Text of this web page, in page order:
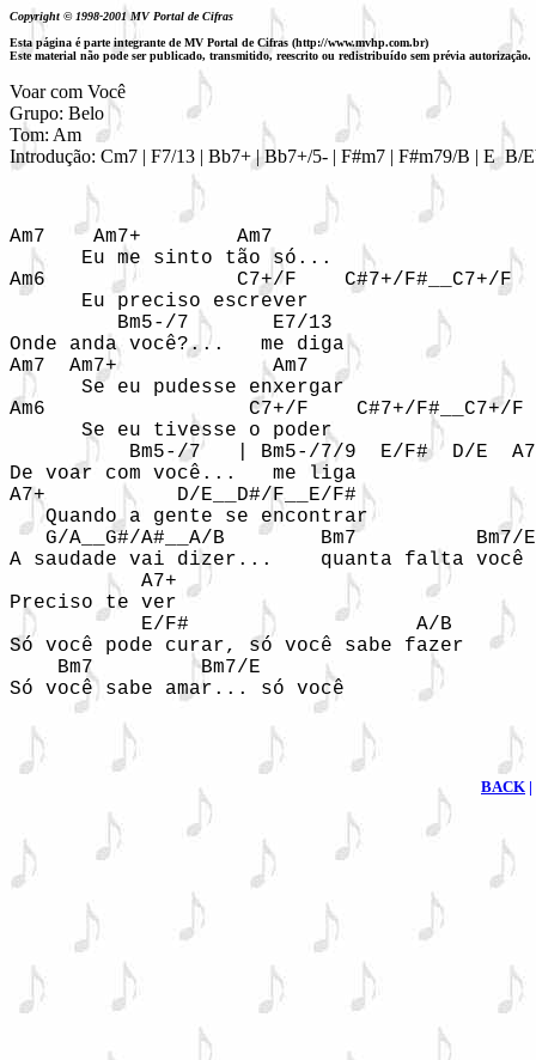
Copyright © 1998-2001 MV Portal de Cifras
Esta página é parte integrante de MV Portal de Cifras (http://www.mvhp.com.br)
Este material não pode ser publicado, transmitido, reescrito ou redistribuído sem prévia autorização.
Voar com Você
Grupo: Belo
Tom: Am
Introdução: Cm7 | F7/13 | Bb7+ | Bb7+/5- | F#m7 | F#m79/B | E  B/
Am7    Am7+        Am7
      Eu me sinto tão só...
Am6                C7+/F    C#7+/F#__C7+/F
      Eu preciso escrever
         Bm5-/7       E7/13
Onde anda você?...   me diga
Am7  Am7+             Am7
      Se eu pudesse enxergar
Am6                 C7+/F    C#7+/F#__C7+/F
      Se eu tivesse o poder
Bm5-/7   | Bm5-/7/9  E/F#  D/E
De voar com você...   me liga
A7+           D/E__D#/F__E/F#
   Quando a gente se encontrar
   G/A__G#/A#__A/B        Bm7          Bm7/E
A saudade vai dizer...    quanta falta você
           A7+
Preciso te ver
           E/F#                   A/B
Só você pode curar, só você sabe fazer
    Bm7         Bm7/E
Só você sabe amar... só você
BACK |